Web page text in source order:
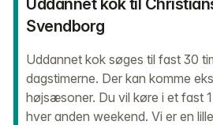
Uddannet kok til
Svendborg
Uddannet kok søges til fast 30
dagstimerne. Der kan komme
højsæsoner. Du vil køre i et fast
hver anden weekend. Vi er en